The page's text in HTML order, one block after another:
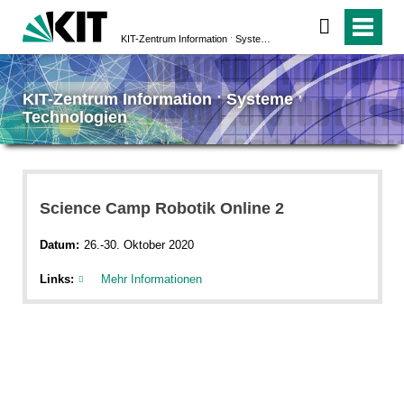
KIT-Zentrum Information ˑ Systeme ˑ
Technologien
Science Camp Robotik Online 2
Datum: 26.-30. Oktober 2020
Links: Mehr Informationen